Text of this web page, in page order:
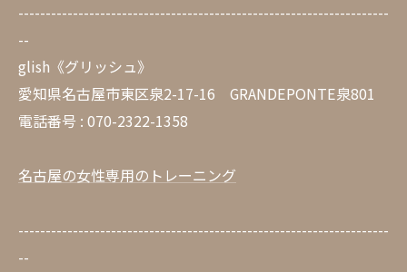
--------------------------------------------------------------------
--
glish《グリッシュ》
愛知県名古屋市東区泉2-17-16 GRANDEPONTE泉801
電話番号 : 070-2322-1358
名古屋の女性専用のトレーニング
--------------------------------------------------------------------
--